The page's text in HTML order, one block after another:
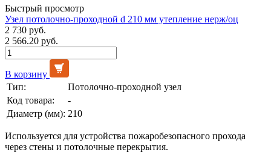
Быстрый просмотр
Узел потолочно-проходной d 210 мм утепление нерж/оц
2 730 руб.
2 566.20 руб.
В корзину
Тип:
Потолочно-проходной узел
Код товара:
-
Диаметр (мм): 210
Используется для устройства пожаробезопасного прохода
через стены и потолочные перекрытия.